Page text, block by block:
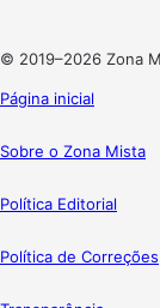
© 2019–2026 Zona
Página inicial
Sobre o Zona Mista
Política Editorial
Política de Correções